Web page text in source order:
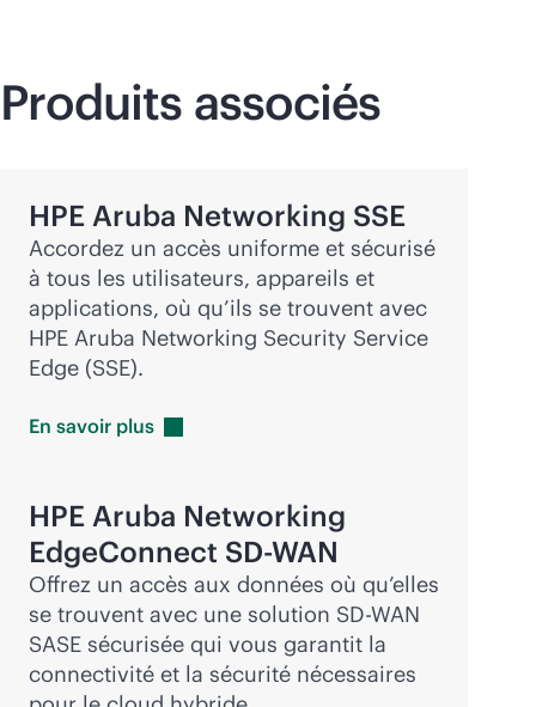
Produits associés
HPE Aruba Networking SSE
Accordez un accès uniforme et sécurisé
à tous les utilisateurs, appareils et
applications, où qu’ils se trouvent avec
HPE Aruba Networking Security Service
Edge (SSE).
En savoir plus
HPE Aruba Networking
EdgeConnect SD-WAN
Offrez un accès aux données où qu’elles
se trouvent avec une solution SD-WAN
SASE sécurisée qui vous garantit la
connectivité et la sécurité nécessaires